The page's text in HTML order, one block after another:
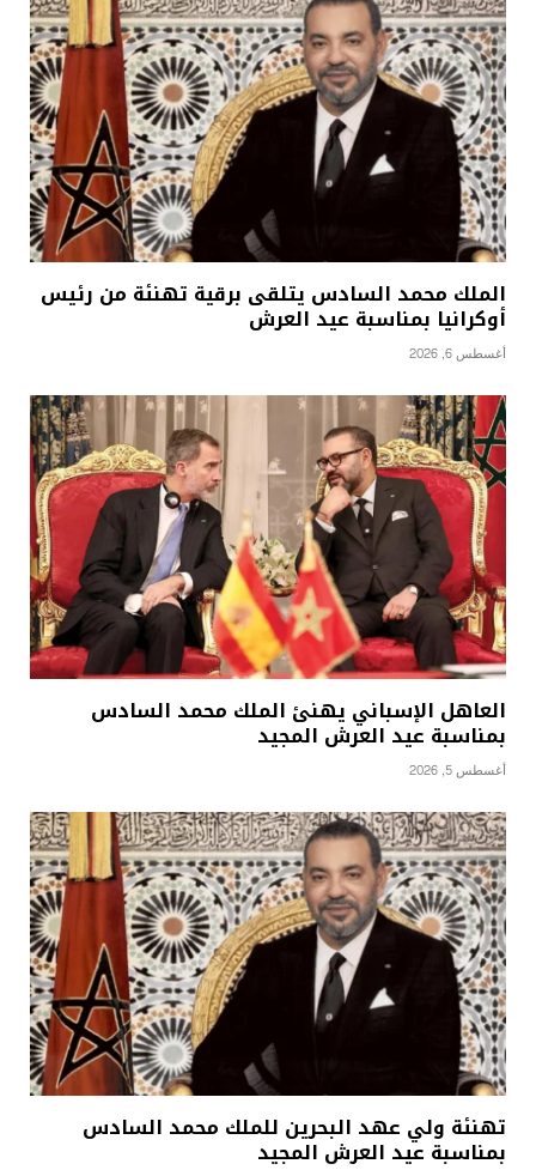
الملك محمد السادس يتلقى برقية تهنئة من رئيس
أوكرانيا بمناسبة عيد العرش
أغسطس 6, 2026
العاهل الإسباني يهنئ الملك محمد السادس
بمناسبة عيد العرش المجيد
أغسطس 5, 2026
تهنئة ولي عهد البحرين للملك محمد السادس
بمناسبة عيد العرش المجيد